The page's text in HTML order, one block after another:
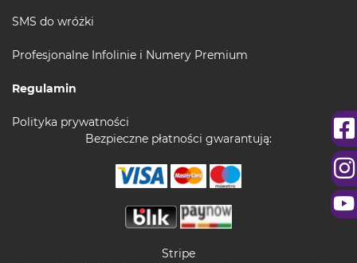
SMS do wróżki
Profesjonalne Infolinie i Numery Premium
Regulamin
Polityka prywatności
Bezpieczne płatności gwarantują:
Stripe